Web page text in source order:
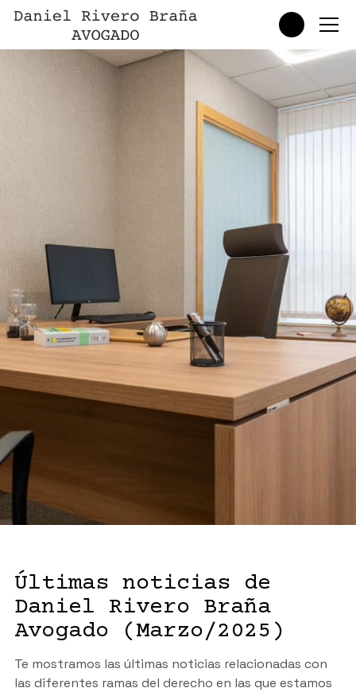
Últimas noticias de
Daniel Rivero Braña
Avogado (Marzo/2025)
Te mostramos las últimas noticias relacionadas con
las diferentes ramas del derecho en las que estamos